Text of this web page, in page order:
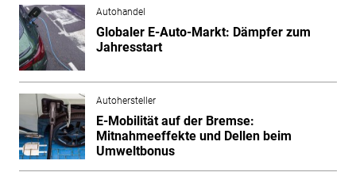
Autohandel
Globaler E-Auto-Markt: Dämpfer zum
Jahresstart
Autohersteller
E-Mobilität auf der Bremse:
Mitnahmeeffekte und Dellen beim
Umweltbonus